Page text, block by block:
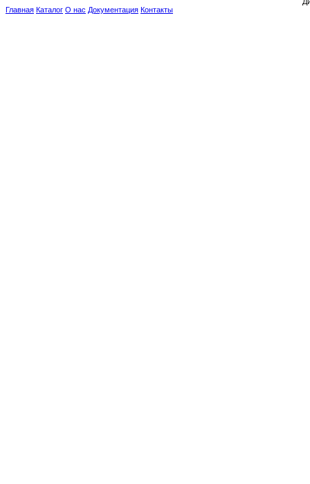
Главная Каталог О нас Документация Контакты